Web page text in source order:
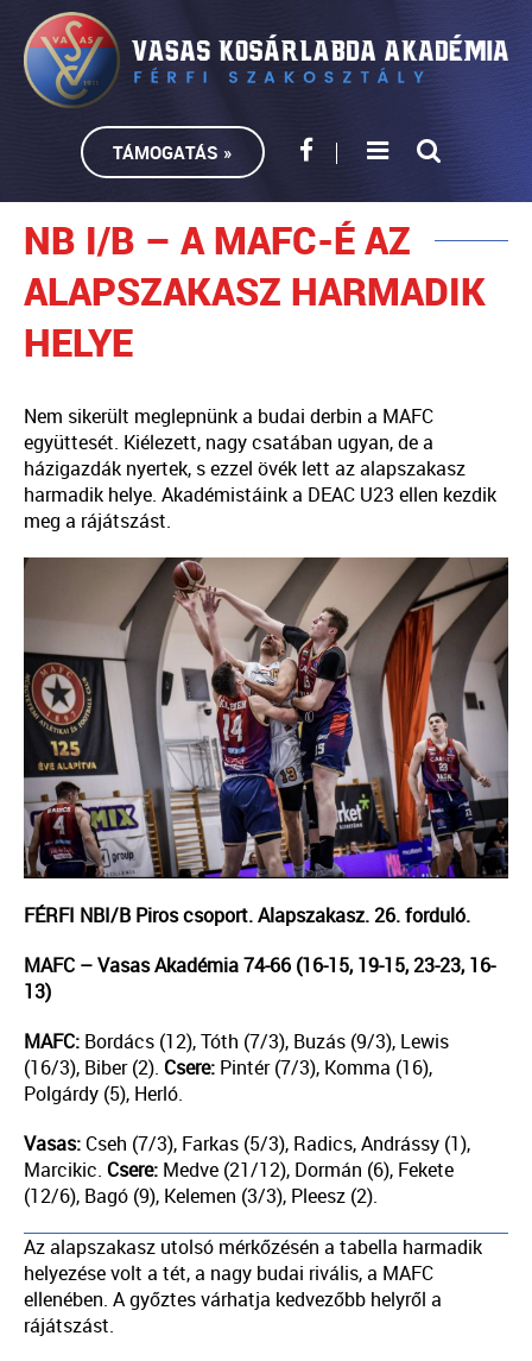
TÁMOGATÁS »
NB I/B – A MAFC-É AZ
ALAPSZAKASZ HARMADIK
HELYE
Nem sikerült meglepnünk a budai derbin a MAFC
együttesét. Kiélezett, nagy csatában ugyan, de a
házigazdák nyertek, s ezzel övék lett az alapszakasz
harmadik helye. Akadémistáink a DEAC U23 ellen kezdik
meg a rájátszást.
FÉRFI NBI/B Piros csoport. Alapszakasz. 26. forduló.
MAFC – Vasas Akadémia 74-66 (16-15, 19-15, 23-23, 16-
13)
MAFC: Bordács (12), Tóth (7/3), Buzás (9/3), Lewis
(16/3), Biber (2). Csere: Pintér (7/3), Komma (16),
Polgárdy (5), Herló.
Vasas: Cseh (7/3), Farkas (5/3), Radics, Andrássy (1),
Marcikic. Csere: Medve (21/12), Dormán (6), Fekete
(12/6), Bagó (9), Kelemen (3/3), Pleesz (2).
Az alapszakasz utolsó mérkőzésén a tabella harmadik
helyezése volt a tét, a nagy budai rivális, a MAFC
ellenében. A győztes várhatja kedvezőbb helyről a
rájátszást.